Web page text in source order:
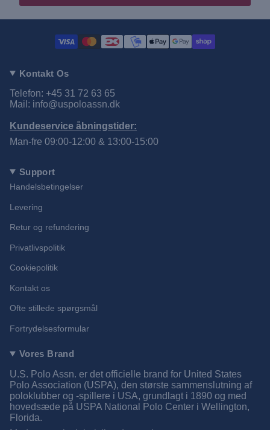
Kontakt Os
Telefon: +45 31 72 63 65
Mail: info@uspoloassn.dk
Kundeservice åbningstider:
Man-fre 09:00-12:00 & 13:00-15:00
Support
Handelsbetingelser
Levering
Retur og refundering
Privatlivspolitik
Cookiepolitik
Kontakt os
Ofte stillede spørgsmål
Fortrydelsesformular
Vores Brand
U.S. Polo Assn. er det officielle brand for United States
Polo Association (USPA), den største sammenslutning af
poloklubber og -spillere i USA, grundlagt i 1890 og med
hovedsæde på USPA National Polo Center i Wellington,
Florida.